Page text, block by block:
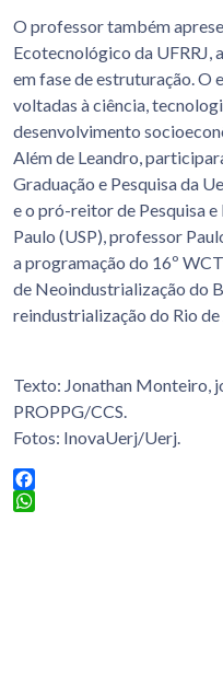
O professor também
Ecotecnológico da UFRRJ,
em fase de estruturação. O
voltadas à ciência,
desenvolvimento
Além de Leandro,
Graduação e Pesquisa da
e o pró-reitor de Pesquisa e
Paulo (USP), professor
a programação do 16º
de Neoindustrialização do
reindustrialização do Rio de
Texto: Jonathan Monteiro,
PROPPG/CCS.
Fotos: InovaUerj/Uerj.
Facebook